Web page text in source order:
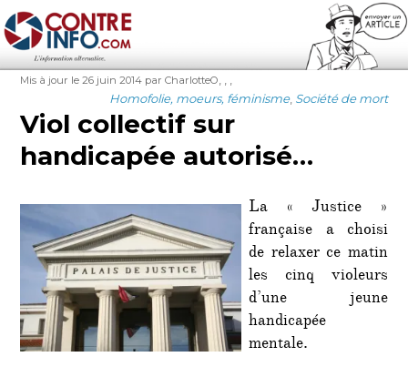
Contre-Info
Publié
Mis à jour le 26 juin 2014 Auteur
par CharlotteO
Catégories
Homofolie, moeurs, féminisme, Société de mort
Viol collectif sur
handicapée autorisé…
La « Justice »
française a choisi
de relaxer ce matin
les cinq violeurs
d’une jeune
handicapée
mentale.